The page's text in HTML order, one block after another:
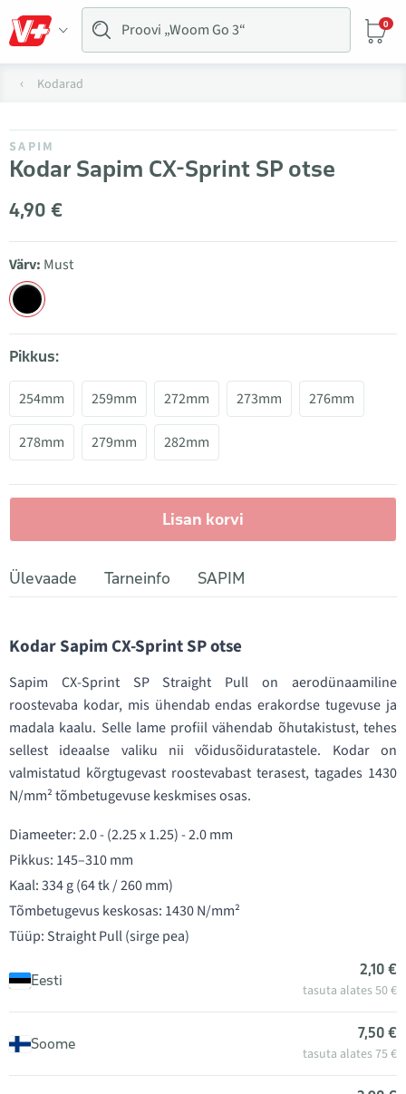
0
Kodarad
SAPIM
Kodar Sapim CX-Sprint SP otse
4,90 €
Värv: Must
Pikkus:
254mm 259mm 272mm 273mm 276mm
278mm 279mm 282mm
Lisan korvi
Ülevaade Tarneinfo SAPIM
Kodar Sapim CX-Sprint SP otse
Sapim CX-Sprint SP Straight Pull on aerodünaamiline
roostevaba kodar, mis ühendab endas erakordse tugevuse ja
madala kaalu. Selle lame profiil vähendab õhutakistust, tehes
sellest ideaalse valiku nii võidusõiduratastele. Kodar on
valmistatud kõrgtugevast roostevabast terasest, tagades 1430
N/mm² tõmbetugevuse keskmises osas.
Diameeter: 2.0 - (2.25 x 1.25) - 2.0 mm
Pikkus: 145–310 mm
Kaal: 334 g (64 tk / 260 mm)
Tõmbetugevus keskosas: 1430 N/mm²
Tüüp: Straight Pull (sirge pea)
Eesti
2,10 €
tasuta alates 50 €
Soome
7,50 €
tasuta alates 75 €